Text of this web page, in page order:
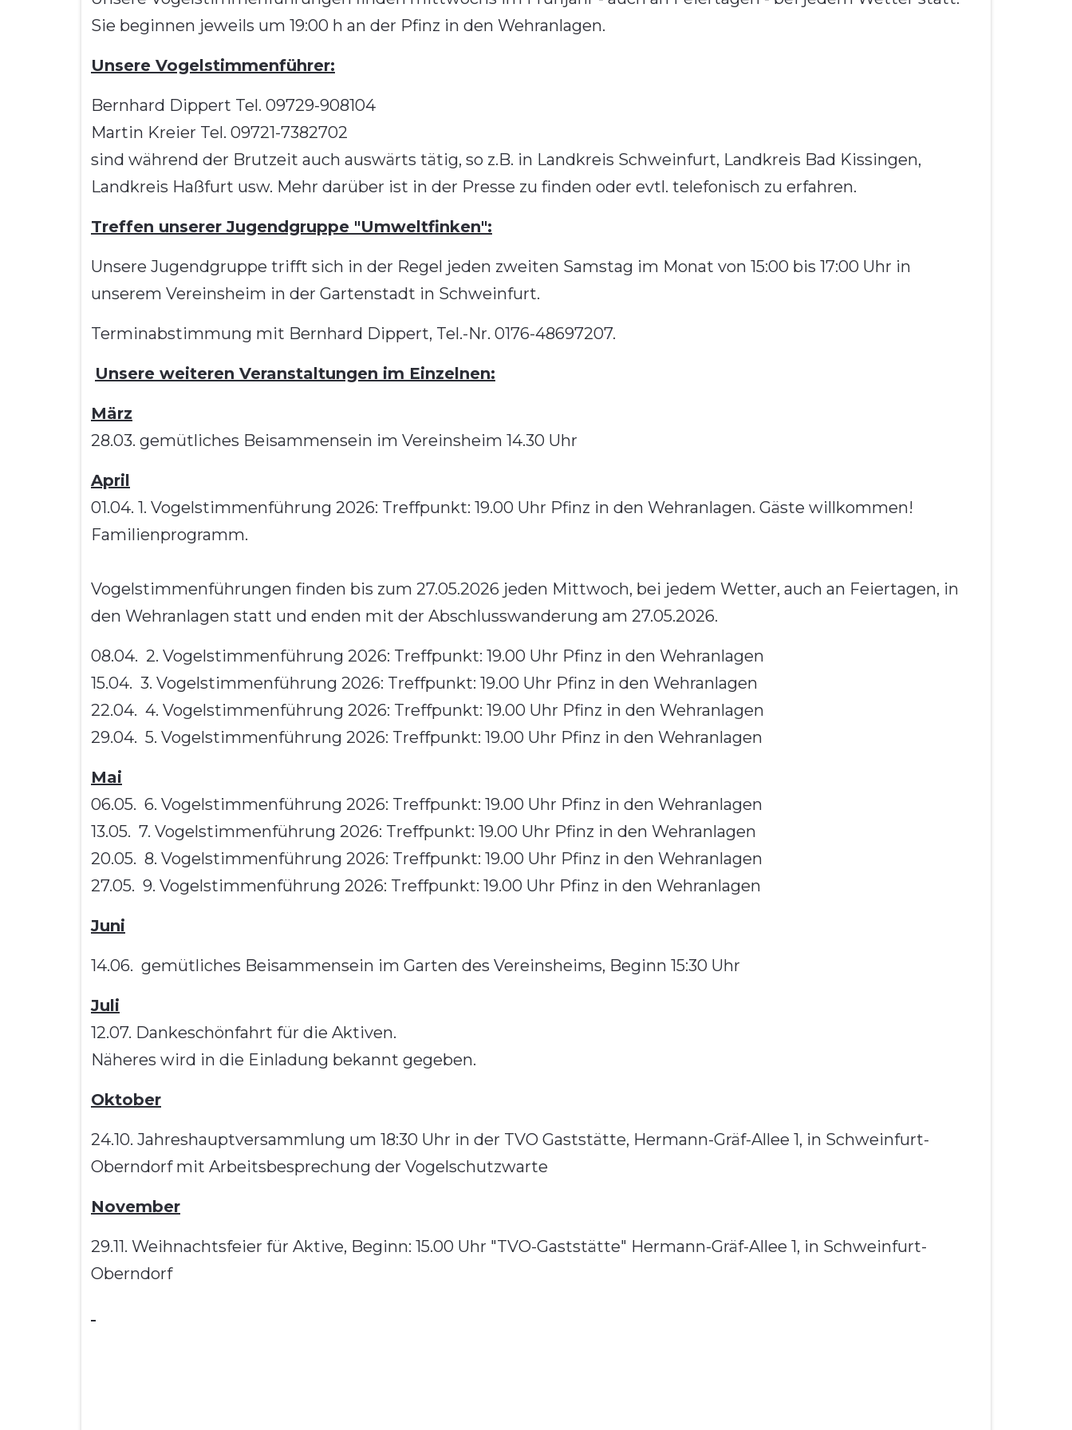
Sie beginnen jeweils um 19:00 h an der Pfinz in den Wehranlagen.
Unsere Vogelstimmenführer:
Bernhard Dippert Tel. 09729-908104
Martin Kreier Tel. 09721-7382702
sind während der Brutzeit auch auswärts tätig, so z.B. in Landkreis Schweinfurt, Landkreis Bad Kissingen,
Landkreis Haßfurt usw. Mehr darüber ist in der Presse zu finden oder evtl. telefonisch zu erfahren.
Treffen unserer Jugendgruppe "Umweltfinken":
Unsere Jugendgruppe trifft sich in der Regel jeden zweiten Samstag im Monat von 15:00 bis 17:00 Uhr in
unserem Vereinsheim in der Gartenstadt in Schweinfurt.
Terminabstimmung mit Bernhard Dippert, Tel.-Nr. 0176-48697207.
Unsere weiteren Veranstaltungen im Einzelnen:
März
28.03. gemütliches Beisammensein im Vereinsheim 14.30 Uhr
April
01.04. 1. Vogelstimmenführung 2026: Treffpunkt: 19.00 Uhr Pfinz in den Wehranlagen. Gäste willkommen!
Familienprogramm.
Vogelstimmenführungen finden bis zum 27.05.2026 jeden Mittwoch, bei jedem Wetter, auch an Feiertagen, in
den Wehranlagen statt und enden mit der Abschlusswanderung am 27.05.2026.
08.04. 2. Vogelstimmenführung 2026: Treffpunkt: 19.00 Uhr Pfinz in den Wehranlagen
15.04. 3. Vogelstimmenführung 2026: Treffpunkt: 19.00 Uhr Pfinz in den Wehranlagen
22.04. 4. Vogelstimmenführung 2026: Treffpunkt: 19.00 Uhr Pfinz in den Wehranlagen
29.04. 5. Vogelstimmenführung 2026: Treffpunkt: 19.00 Uhr Pfinz in den Wehranlagen
Mai
06.05. 6. Vogelstimmenführung 2026: Treffpunkt: 19.00 Uhr Pfinz in den Wehranlagen
13.05. 7. Vogelstimmenführung 2026: Treffpunkt: 19.00 Uhr Pfinz in den Wehranlagen
20.05. 8. Vogelstimmenführung 2026: Treffpunkt: 19.00 Uhr Pfinz in den Wehranlagen
27.05. 9. Vogelstimmenführung 2026: Treffpunkt: 19.00 Uhr Pfinz in den Wehranlagen
Juni
14.06. gemütliches Beisammensein im Garten des Vereinsheims, Beginn 15:30 Uhr
Juli
12.07. Dankeschönfahrt für die Aktiven.
Näheres wird in die Einladung bekannt gegeben.
Oktober
24.10. Jahreshauptversammlung um 18:30 Uhr in der TVO Gaststätte, Hermann-Gräf-Allee 1, in Schweinfurt-
Oberndorf mit Arbeitsbesprechung der Vogelschutzwarte
November
29.11. Weihnachtsfeier für Aktive, Beginn: 15.00 Uhr "TVO-Gaststätte" Hermann-Gräf-Allee 1, in Schweinfurt-
Oberndorf